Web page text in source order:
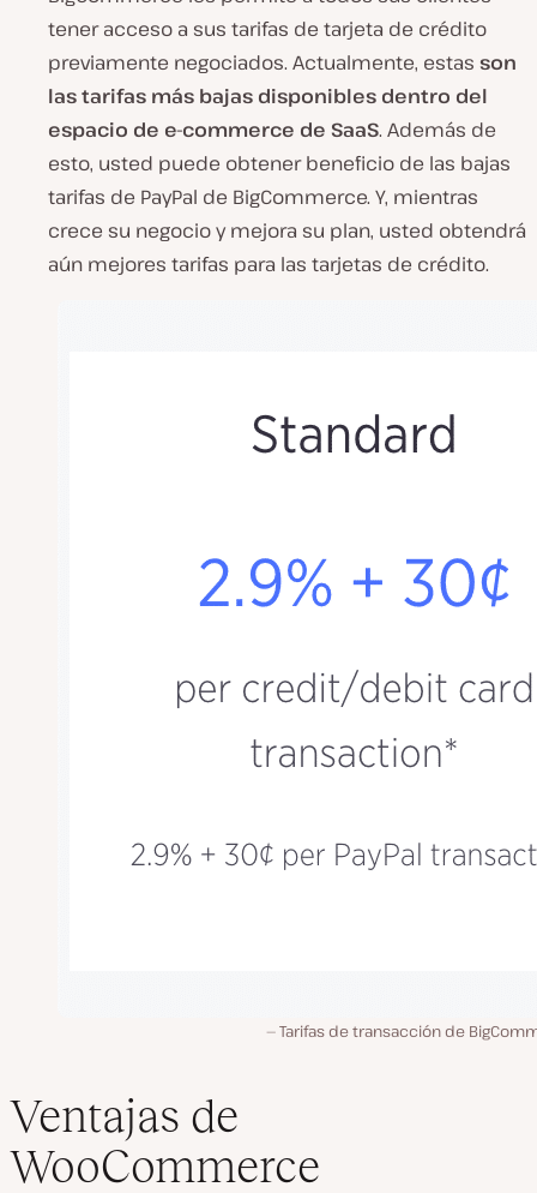
tener acceso a sus tarifas de tarjeta de crédito
previamente negociados. Actualmente, estas son
las tarifas más bajas disponibles dentro del
espacio de e-commerce de SaaS. Además de
esto, usted puede obtener beneficio de las bajas
tarifas de PayPal de BigCommerce. Y, mientras
crece su negocio y mejora su plan, usted obtendrá
aún mejores tarifas para las tarjetas de crédito.
Tarifas de transacción de
Ventajas de
WooCommerce